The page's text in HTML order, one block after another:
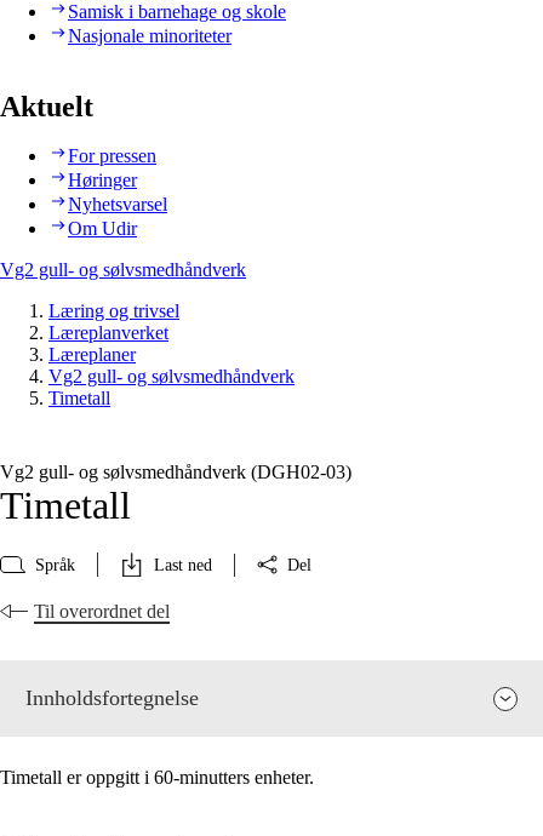
Samisk i barnehage og skole
Nasjonale minoriteter
Aktuelt
For pressen
Høringer
Nyhetsvarsel
Om Udir
Vg2 gull- og sølvsmedhåndverk
Læring og trivsel
Læreplanverket
Læreplaner
Vg2 gull- og sølvsmedhåndverk
Timetall
Vg2 gull- og sølvsmedhåndverk (DGH02‑03)
Timetall
Språk Last ned Del
Til overordnet del
Innholdsfortegnelse
Timetall er oppgitt i 60-minutters enheter.